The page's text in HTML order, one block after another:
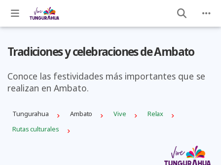
Tradiciones y celebraciones de Ambato
Conoce las festividades más importantes que se
realizan en Ambato.
Tungurahua Ambato Vive
Relax
Rutas culturales